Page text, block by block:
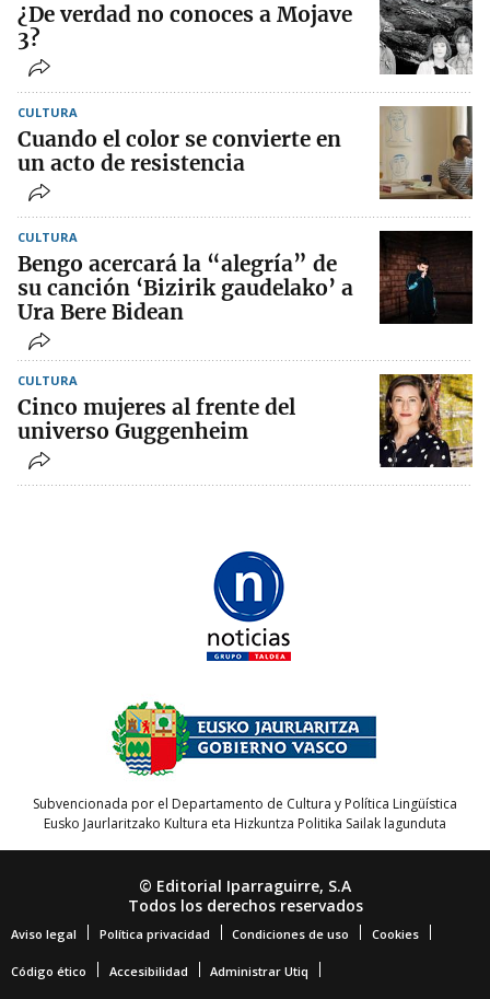
¿De verdad no conoces a Mojave
3?
CULTURA
Cuando el color se convierte en
un acto de resistencia
CULTURA
Bengo acercará la “alegría” de
su canción ‘Bizirik gaudelako’ a
Ura Bere Bidean
CULTURA
Cinco mujeres al frente del
universo Guggenheim
Subvencionada por el Departamento de Cultura y Política Lingüística
Eusko Jaurlaritzako Kultura eta Hizkuntza Politika Sailak lagunduta
© Editorial Iparraguirre, S.A
Todos los derechos reservados
Aviso legal Política privacidad Condiciones de uso Cookies
Código ético Accesibilidad Administrar Utiq